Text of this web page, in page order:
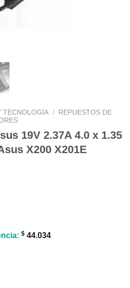
TECNOLOGÍA /
REPUESTOS DE
19V 2.37A 4.0 x 1.35
X200 X201E
$ 44.034